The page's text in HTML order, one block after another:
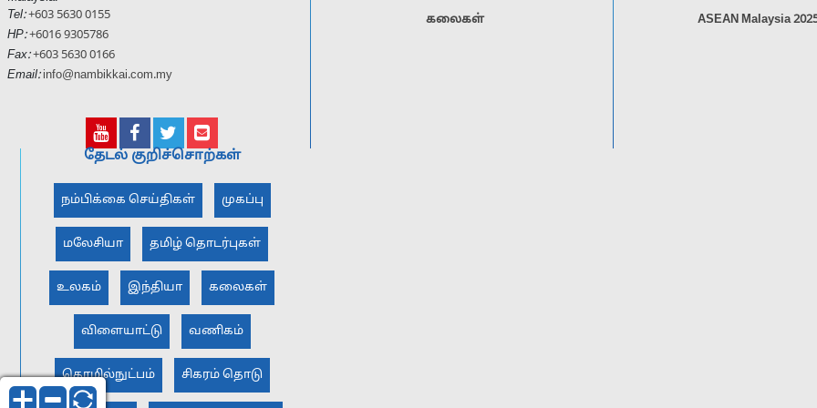
Tel:+603 5630 0155
HP:+6016 9305786
Fax:+603 5630 0166
Email: info@nambikkai.com.my
கலைகள் ASEAN Malaysia
தேடல் குறிச்சொற்கள்
நம்பிக்கை செய்திகள் முகப்பு
மலேசியா தமிழ் தொடர்புகள்
உலகம் இந்தியா கலைகள்
விளையாட்டு வணிகம்
தொழில்நுட்பம் சிகரம் தொடு